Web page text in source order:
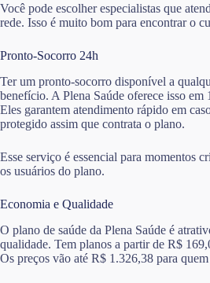
Você pode escolher especialistas que
rede. Isso é muito bom para encontrar o
Pronto-Socorro 24h
Ter um pronto-socorro disponível a
benefício. A Plena Saúde oferece isso em
Eles garantem atendimento rápido em
protegido assim que contrata o plano.
Esse serviço é essencial para momentos
os usuários do plano.
Economia e Qualidade
O plano de saúde da Plena Saúde é
qualidade. Tem planos a partir de R$
Os preços vão até R$ 1.326,38 para